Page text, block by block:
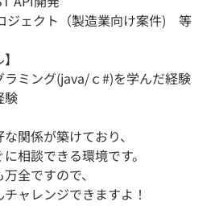
ジェクト（製造業向け案件) 等
ミング(java/ｃ#)を学んだ経験
験
関係が築けており、
相談できる環境です。
全ですので、
ャレンジできますよ！